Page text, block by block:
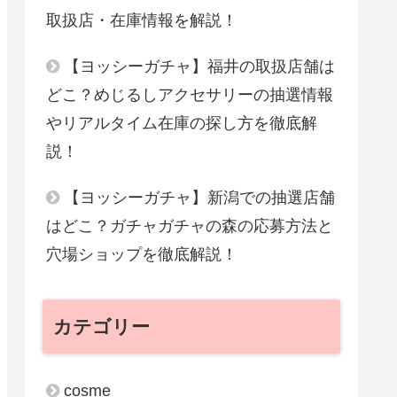
取扱店・在庫情報を解説！
【ヨッシーガチャ】福井の取扱店舗は
どこ？めじるしアクセサリーの抽選情報
やリアルタイム在庫の探し方を徹底解
説！
【ヨッシーガチャ】新潟での抽選店舗
はどこ？ガチャガチャの森の応募方法と
穴場ショップを徹底解説！
カテゴリー
cosme